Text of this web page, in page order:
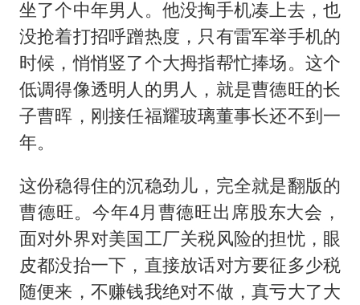
坐了个中年男人。他没掏手机凑上去，也
没抢着打招呼蹭热度，只有雷军举手机的
时候，悄悄竖了个大拇指帮忙捧场。这个
低调得像透明人的男人，就是曹德旺的长
子曹晖，刚接任福耀玻璃董事长还不到一
年。
这份稳得住的沉稳劲儿，完全就是翻版的
曹德旺。今年4月曹德旺出席股东大会，
面对外界对美国工厂关税风险的担忧，眼
皮都没抬一下，直接放话对方要征多少税
随便来，不赚钱我绝对不做，真亏大了大